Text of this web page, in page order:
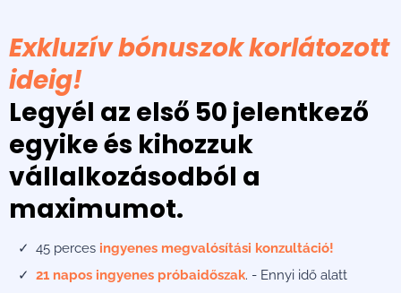
Exkluzív bónuszok korlátozott
ideig!
Legyél az első 50 jelentkező
egyike és kihozzuk
vállalkozásodból a
maximumot.
45 perces ingyenes megvalósítási konzultáció!
21 napos ingyenes próbaidőszak. - Ennyi idő alatt